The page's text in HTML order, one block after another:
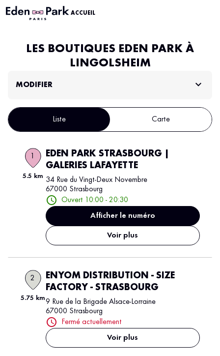
ACCUEIL
LES BOUTIQUES EDEN PARK À
LINGOLSHEIM
MODIFIER
Liste Carte
5.5 km
EDEN PARK STRASBOURG |
GALERIES LAFAYETTE
34 Rue du Vingt-Deux Novembre
67000 Strasbourg
Ouvert 10:00 - 20:30
Afficher le numéro
Voir plus
2
5.75 km
ENYOM DISTRIBUTION - SIZE
FACTORY - STRASBOURG
9 Rue de la Brigade Alsace-Lorraine
67000 Strasbourg
Fermé actuellement
Voir plus